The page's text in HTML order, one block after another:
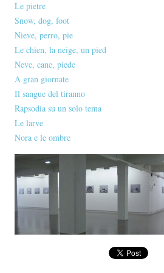
Le pietre
Snow, dog, foot
Nieve, perro, pie
Le chien, la neige, un pied
Neve, cane, piede
A gran giornate
Il sangue del tiranno
Rapsodia su un solo tema
Le larve
Nora e le ombre